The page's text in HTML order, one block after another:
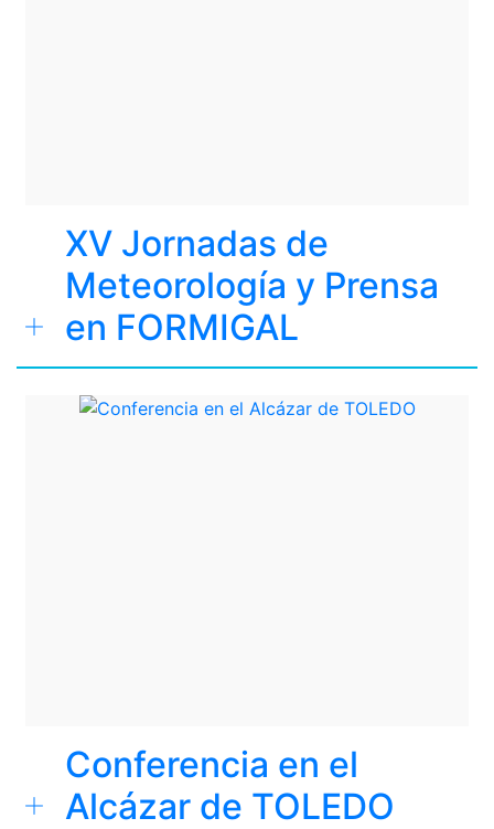
XV Jornadas de
Meteorología y Prensa
en FORMIGAL
Conferencia en el
Alcázar de TOLEDO